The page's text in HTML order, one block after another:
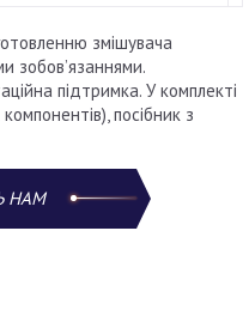
змішувача
зобов’язаннями.
підтримка. У комплекті
посібник з
НАМ